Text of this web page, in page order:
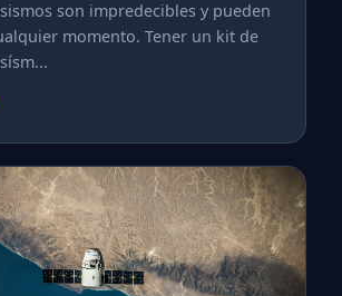
son impredecibles y pueden
momento. Tener un kit de